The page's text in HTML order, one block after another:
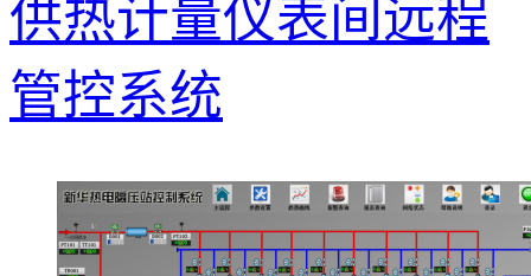
供热计量仪表间远程
管控系统